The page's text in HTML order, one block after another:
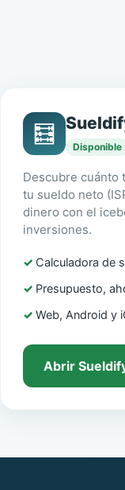
🧮 Disponible
Descubre cuánto
tu sueldo neto
dinero con el
inversiones.
Calculadora de
Presupuesto,
Web, Android y
Abrir